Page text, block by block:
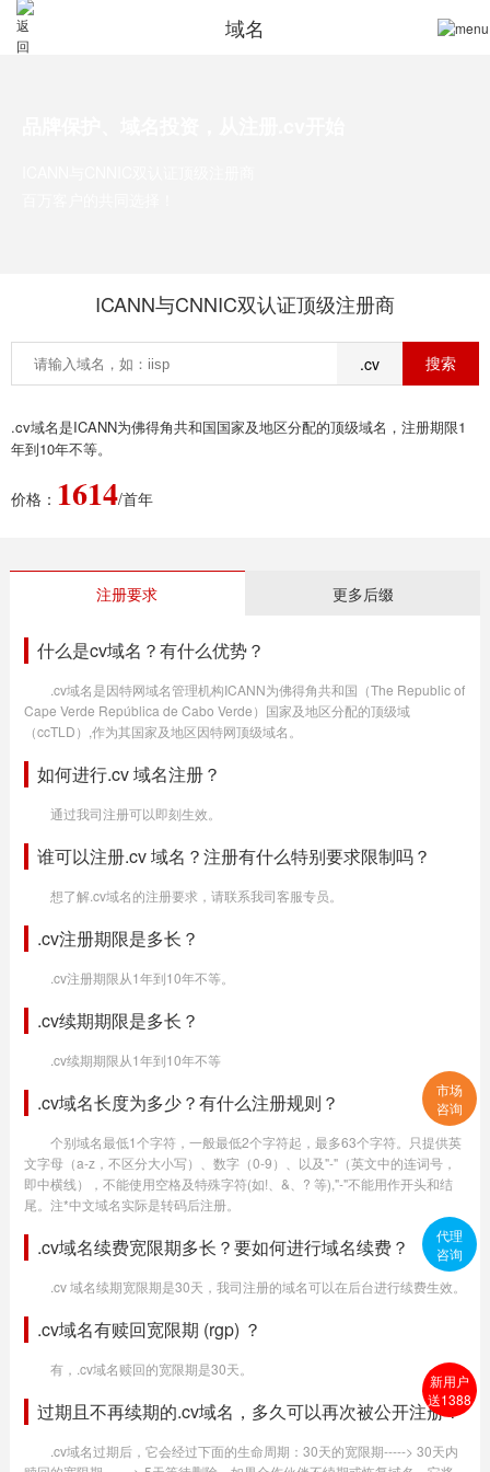
域名
ICANN与CNNIC双认证顶级注册商
.cv
.cv域名是ICANN为佛得角共和国国家及地区分配的顶级域名，注册期限1
年到10年不等。
价格： 1614/首年
注册要求 更多后缀
什么是cv域名？有什么优势？
.cv域名是因特网域名管理机构ICANN为佛得角共和国（The Republic of
Cape Verde República de Cabo Verde）国家及地区分配的顶级域
（ccTLD）,作为其国家及地区因特网顶级域名。
如何进行.cv 域名注册？
通过我司注册可以即刻生效。
谁可以注册.cv 域名？注册有什么特别要求限制吗？
想了解.cv域名的注册要求，请联系我司客服专员。
.cv注册期限是多长？
.cv注册期限从1年到10年不等。
.cv续期期限是多长？
.cv续期期限从1年到10年不等
.cv域名长度为多少？有什么注册规则？
个别域名最低1个字符，一般最低2个字符起，最多63个字符。只提供英
文字母（a-z，不区分大小写）、数字（0-9）、以及"-"（英文中的连词号，
即中横线），不能使用空格及特殊字符(如!、&、? 等),"-"不能用作开头和结
尾。注*中文域名实际是转码后注册。
.cv域名续费宽限期多长？要如何进行域名续费？
.cv 域名续期宽限期是30天，我司注册的域名可以在后台进行续费生效。
.cv域名有赎回宽限期 (rgp) ？
有，.cv域名赎回的宽限期是30天。
过期且不再续期的.cv域名，多久可以再次被公开注册？
.cv域名过期后，它会经过下面的生命周期：30天的宽限期-----> 30天内
市场
咨询
代理
咨询
新用户
送1388